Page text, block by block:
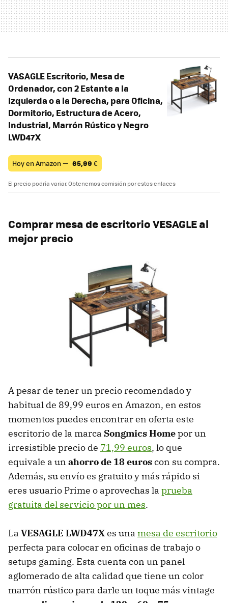
VASAGLE Escritorio, Mesa de
Ordenador, con 2 Estante a la
Izquierda o a la Derecha, para Oficina,
Dormitorio, Estructura de Acero,
Industrial, Marrón Rústico y Negro
LWD47X
Hoy en Amazon — 65,99 €
El precio podría variar. Obtenemos comisión por estos enlaces
Comprarmesa de escritorio VESAGLEal
mejor precio
A pesar de tener un precio recomendado y
habitual de 89,99 euros en Amazon, en estos
momentos puedes encontrar en oferta este
escritorio de la marca Songmics Homepor un
irresistible precio de 71,99 euros, lo que
equivale a un ahorro de 18 euroscon su compra.
Además, su envío es gratuito y más rápido si
eres usuario Prime o aprovechas la prueba
gratuita del servicio por un mes.
La VESAGLE LWD47Xes una mesa de escritorio
perfecta para colocar en oficinas de trabajo o
setups gaming. Esta cuenta con un panel
aglomerado de alta calidad que tiene un color
marrón rústico para darle un toque más vintage